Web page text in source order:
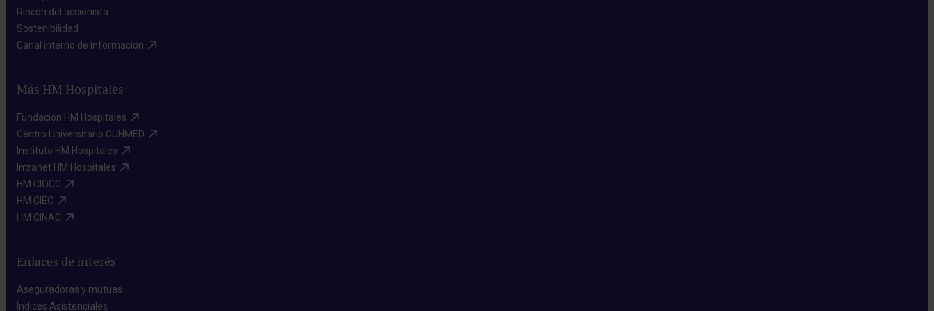
Rincón del accionista​
Sostenibilidad​
Canal interno de información​
Más HM Hospitales
Fundación HM Hospitales​
Centro Universitario CUHMED​
Instituto HM Hospitales​
Intranet HM Hospitales​
HM CIOCC​
HM CIEC​
HM CINAC​
Enlaces de interés
Aseguradoras y mutuas​
Índices Asistenciales​